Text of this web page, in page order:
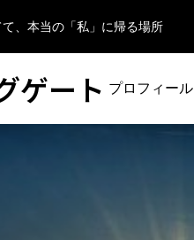
、本当の「私」に帰る場所
ゲート プロフィール